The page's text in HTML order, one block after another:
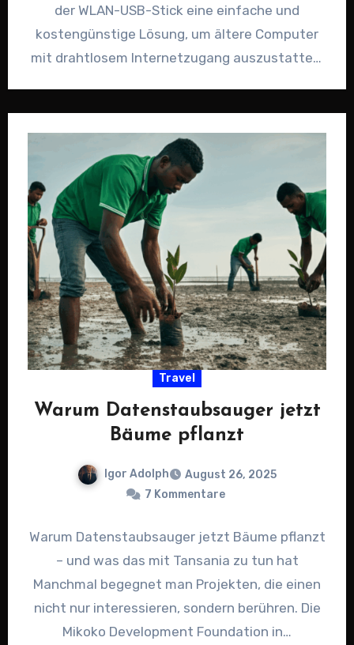
der WLAN-USB-Stick eine einfache und
kostengünstige Lösung, um ältere Computer
mit drahtlosem Internetzugang auszustatten.
Travel
Warum Datenstaubsauger jetzt
Bäume pflanzt
Igor Adolph
August 26, 2025
7 Kommentare
Warum Datenstaubsauger jetzt Bäume pflanzt
– und was das mit Tansania zu tun hat
Manchmal begegnet man Projekten, die einen
nicht nur interessieren, sondern berühren. Die
Mikoko Development Foundation in…